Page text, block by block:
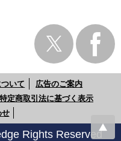
いて
広告のご案内
特定商取引法に基づく表示
せ
Rights Reserved